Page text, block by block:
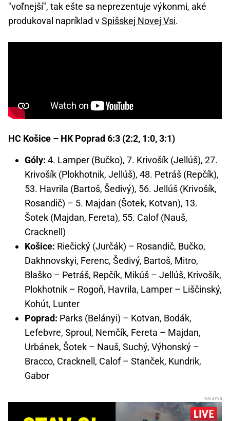
"voľnejší", tak ešte sa neprezentuje výkonmi, aké
produkoval napríklad vSpišskej Novej Vsi.
HC Košice – HK Poprad 6:3 (2:2, 1:0, 3:1)
Góly: 4. Lamper (Bučko), 7. Krivošík (Jellúš), 27.
Krivošík (Plokhotnik, Jellúš), 48. Petráš (Repčík),
53. Havrila (Bartoš, Šedivý), 56. Jellúš (Krivošík,
Rosandič) – 5. Majdan (Šotek, Kotvan), 13.
Šotek (Majdan, Fereta), 55. Calof (Nauš,
Cracknell)
Košice: Riečický (Jurčák) – Rosandič, Bučko,
Dakhnovskyi, Ferenc, Šedivý, Bartoš, Mitro,
Blaško – Petráš, Repčík, Mikúš – Jellúš, Krivošík,
Plokhotnik – Rogoň, Havrila, Lamper – Liščinský,
Kohút, Lunter
Poprad: Parks (Belányi) – Kotvan, Bodák,
Lefebvre, Sproul, Nemčík, Fereta – Majdan,
Urbánek, Šotek – Nauš, Suchý, Výhonský –
Bracco, Cracknell, Calof – Stanček, Kundrik,
Gabor